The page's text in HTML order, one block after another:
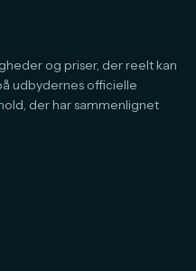
og priser, der reelt kan
udbydernes officielle
der har sammenlignet